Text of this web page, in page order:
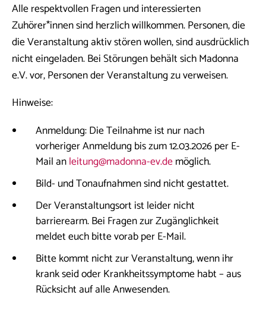
Alle respektvollen Fragen und interessierten
Zuhörer*innen sind herzlich willkommen. Personen, die
die Veranstaltung aktiv stören wollen, sind ausdrücklich
nicht eingeladen. Bei Störungen behält sich Madonna
e.V. vor, Personen der Veranstaltung zu verweisen.
Hinweise:
Anmeldung: Die Teilnahme ist nur nach
vorheriger Anmeldung bis zum 12.03.2026 per E-
Mail anleitung@madonna-ev.demöglich.
Bild- und Tonaufnahmen sind nicht gestattet.
Der Veranstaltungsort ist leider nicht
barrierearm. Bei Fragen zur Zugänglichkeit
meldet euch bitte vorab per E-Mail.
Bitte kommt nicht zur Veranstaltung, wenn ihr
krank seid oder Krankheitssymptome habt – aus
Rücksicht auf alle Anwesenden.